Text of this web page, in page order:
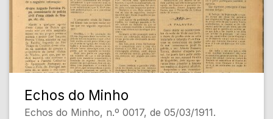
Echos do Minho
Echos do Minho, n.º 0017, de 05/03/1911.